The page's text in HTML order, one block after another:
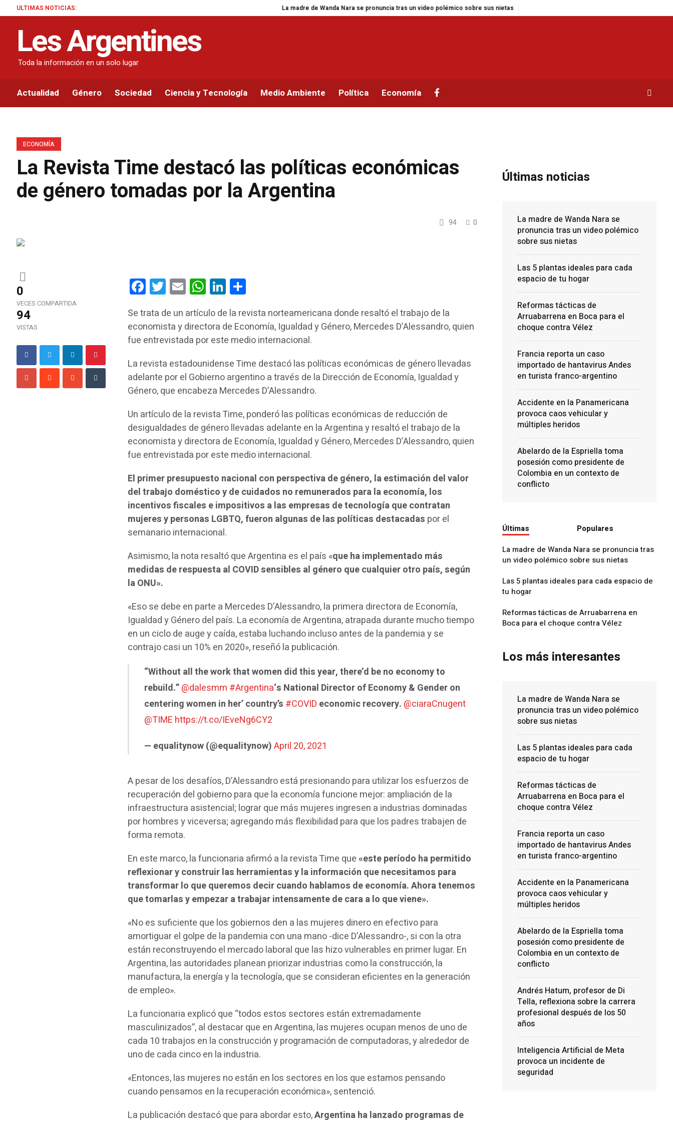
ULTIMAS NOTICIAS: La madre de Wanda Nara se pronuncia tras un video polémico sobre sus nietas Las 5 plantas ideales para cada espacio de tu hogar
Les Argentines
Toda la información en un solo lugar
Actualidad Género Sociedad Ciencia y Tecnología Medio Ambiente Política Economía
ECONOMÍA
La Revista Time destacó las políticas económicas
de género tomadas por la Argentina
94 0
0
VECES COMPARTIDA
94
VISTAS
FacebookTwitterEmail WhatsAppLinkedIn
Se trata de un artículo de la revista norteamericana donde resaltó el trabajo de la
economista y directora de Economía, Igualdad y Género, Mercedes D’Alessandro, quien
fue entrevistada por este medio internacional.
La revista estadounidense Time destacó las políticas económicas de género llevadas
adelante por el Gobierno argentino a través de la Dirección de Economía, Igualdad y
Género, que encabeza Mercedes D’Alessandro.
Un artículo de la revista Time, ponderó las políticas económicas de reducción de
desigualdades de género llevadas adelante en la Argentina y resaltó el trabajo de la
economista y directora de Economía, Igualdad y Género, Mercedes D’Alessandro, quien
fue entrevistada por este medio internacional.
El primer presupuesto nacional con perspectiva de género, la estimación del valor
del trabajo doméstico y de cuidados no remunerados para la economía, los
incentivos fiscales e impositivos a las empresas de tecnología que contratan
mujeres y personas LGBTQ, fueron algunas de las políticas destacadas por el
semanario internacional.
Asimismo, la nota resaltó que Argentina es el país «que ha implementado más
medidas de respuesta al COVID sensibles al género que cualquier otro país, según
la ONU».
«Eso se debe en parte a Mercedes D’Alessandro, la primera directora de Economía,
Igualdad y Género del país. La economía de Argentina, atrapada durante mucho tiempo
en un ciclo de auge y caída, estaba luchando incluso antes de la pandemia y se
contrajo casi un 10% en 2020», reseñó la publicación.
“Without all the work that women did this year, there’d be no economy to
rebuild.”@dalesmm #Argentina‘s National Director of Economy & Gender on
centering women in her’ country’s #COVID economic recovery. @ciaraCnugent
@TIME https://t.co/IEveNg6CY2
— equalitynow (@equalitynow)April 20, 2021
A pesar de los desafíos, D’Alessandro está presionando para utilizar los esfuerzos de
recuperación del gobierno para que la economía funcione mejor: ampliación de la
infraestructura asistencial; lograr que más mujeres ingresen a industrias dominadas
por hombres y viceversa; agregando más flexibilidad para que los padres trabajen de
forma remota.
En este marco, la funcionaria afirmó a la revista Time que«este período ha permitido
reflexionar y construir las herramientas y la información que necesitamos para
transformar lo que queremos decir cuando hablamos de economía. Ahora tenemos
que tomarlas y empezar a trabajar intensamente de cara a lo que viene».
«No es suficiente que los gobiernos den a las mujeres dinero en efectivo para
amortiguar el golpe de la pandemia con una mano -dice D’Alessandro-, si con la otra
están reconstruyendo el mercado laboral que las hizo vulnerables en primer lugar. En
Argentina, las autoridades planean priorizar industrias como la construcción, la
manufactura, la energía y la tecnología, que se consideran eficientes en la generación
de empleo».
La funcionaria explicó que “todos estos sectores están extremadamente
masculinizados”, al destacar que en Argentina, las mujeres ocupan menos de uno de
cada 10 trabajos en la construcción y programación de computadoras, y alrededor de
uno de cada cinco en la industria.
«Entonces, las mujeres no están en los sectores en los que estamos pensando
cuando pensamos en la recuperación económica», sentenció.
La publicación destacó que para abordar esto,Argentina ha lanzado programas de
Últimas noticias
La madre de Wanda Nara se
pronuncia tras un video polémico
sobre sus nietas
Las 5 plantas ideales para cada
espacio de tu hogar
Reformas tácticas de
Arruabarrena en Boca para el
choque contra Vélez
Francia reporta un caso
importado de hantavirus Andes
en turista franco-argentino
Accidente en la Panamericana
provoca caos vehicular y
múltiples heridos
Abelardo de la Espriella toma
posesión como presidente de
Colombia en un contexto de
conflicto
Últimas
Populares
La madre de Wanda Nara se pronuncia tras
un video polémico sobre sus nietas
Las 5 plantas ideales para cada espacio de
tu hogar
Reformas tácticas de Arruabarrena en
Boca para el choque contra Vélez
Los más interesantes
La madre de Wanda Nara se
pronuncia tras un video polémico
sobre sus nietas
Las 5 plantas ideales para cada
espacio de tu hogar
Reformas tácticas de
Arruabarrena en Boca para el
choque contra Vélez
Francia reporta un caso
importado de hantavirus Andes
en turista franco-argentino
Accidente en la Panamericana
provoca caos vehicular y
múltiples heridos
Abelardo de la Espriella toma
posesión como presidente de
Colombia en un contexto de
conflicto
Andrés Hatum, profesor de Di
Tella, reflexiona sobre la carrera
profesional después de los 50
años
Inteligencia Artificial de Meta
provoca un incidente de
seguridad